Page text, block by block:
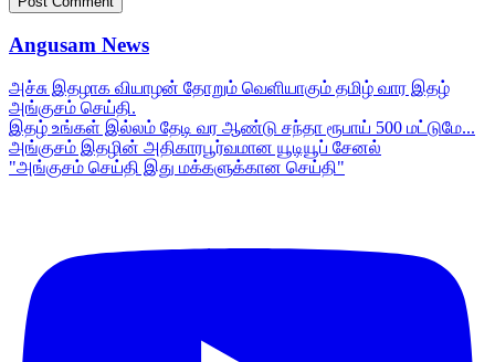
Angusam News
அச்சு இதழாக வியாழன் தோறும் வெளியாகும் தமிழ் வார இதழ்
அங்குசம் செய்தி.
இதழ் உங்கள் இல்லம் தேடி வர ஆண்டு சந்தா ரூபாய் 500 மட்டுமே...
அங்குசம் இதழின் அதிகாரபூர்வமான யூடியூப் சேனல்
"அங்குசம் செய்தி இது மக்களுக்கான செய்தி"